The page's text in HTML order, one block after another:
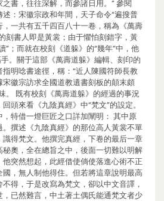
書，往往深解，而參諸日用。” 參閱
述：宋徽宗政和年間，天子命令“遍搜普
一共有五千四百八十一卷，稱為《萬壽
刻書人即是黃裳；由于懼怕刻錯字，黃
”；而就在校刻《道躲》的“幾年”中，他
。關于這部《萬壽道躲》編輯、刻印的
明唸書途徑，稱：“近人陳國符師長教
徽宗訪求全國道教遺書刻板的顛末頗
。 既有校刻《萬壽道躲》的經過的事況
頭來看《九陰真經》中“梵文”的設定。
特借一燈巨匠之口詳加闡明： 其中原
撰述《九陰真經》的那位高人黃裳不單
得梵文。他撰完真經，下卷的最后一章
奧，全在總旨之中，後面一切難以明解
突然想起，此經借使倘使落進心術不正
，無人制他得住。但若將這章說明最高
得，于是改寫為梵文，卻以中文音譯，
已然難言，中土著土偶氏能通梵文者少